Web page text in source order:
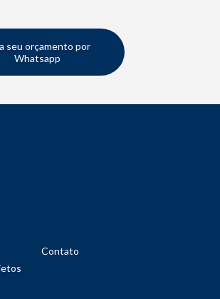
seu orçamento por
Whatsapp
Contato